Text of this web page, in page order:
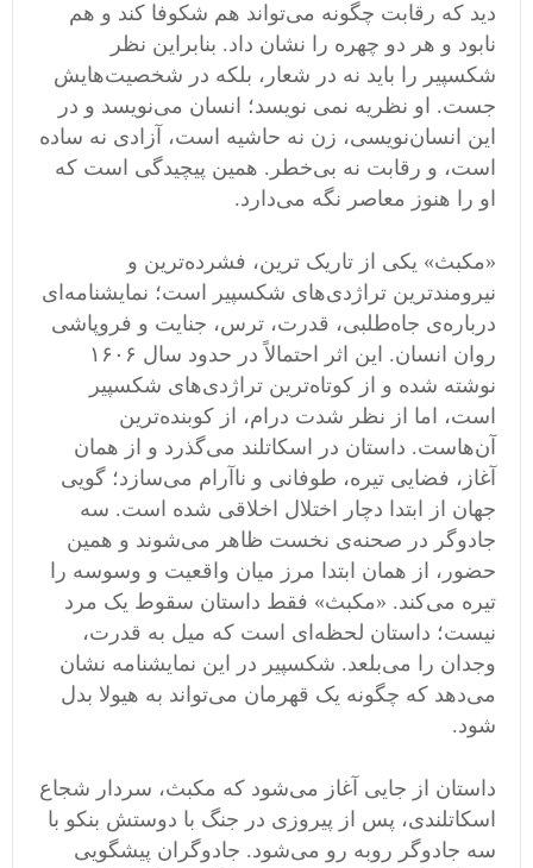
دید که رقابت چگونه می‌تواند هم شکوفا کند و هم
نابود و هر دو چهره را نشان داد. بنابراین نظر
شکسپیر را باید نه در شعار، بلکه در شخصیت‌هایش
جست. او نظریه نمی ‌نویسد؛ انسان می‌نویسد و در
این انسان‌نویسی، زن نه حاشیه است، آزادی نه ساده
است، و رقابت نه بی‌خطر. همین پیچیدگی است که
او را هنوز معاصر نگه می‌دارد.
«مکبث» یکی از تاریک ‌ترین، فشرده‌ترین و
نیرومندترین تراژدی‌های شکسپیر است؛ نمایشنامه‌ای
درباره‌ی جاه‌طلبی، قدرت، ترس، جنایت و فروپاشی
روان انسان. این اثر احتمالاً در حدود سال ۱۶۰۶
نوشته شده و از کوتاه‌ترین تراژدی‌های شکسپیر
است، اما از نظر شدت درام، از کوبنده‌ترین
آن‌هاست. داستان در اسکاتلند می‌گذرد و از همان
آغاز، فضایی تیره، طوفانی و ناآرام می‌سازد؛ گویی
جهان از ابتدا دچار اختلال اخلاقی شده است. سه
جادوگر در صحنه‌ی نخست ظاهر می‌شوند و همین
حضور، از همان ابتدا مرز میان واقعیت و وسوسه را
تیره می‌کند. «مکبث» فقط داستان سقوط یک مرد
نیست؛ داستان لحظه‌ای است که میل به قدرت،
وجدان را می‌بلعد. شکسپیر در این نمایشنامه نشان
می‌دهد که چگونه یک قهرمان می‌تواند به هیولا بدل
شود.
داستان از جایی آغاز می‌شود که مکبث، سردار شجاع
اسکاتلندی، پس از پیروزی در جنگ با دوستش بنکو با
سه جادوگر روبه ‌رو می‌شود. جادوگران پیشگویی